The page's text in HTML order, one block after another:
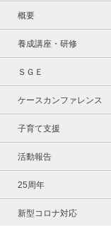
概要
養成講座・研修
ＳＧＥ
ケースカンファレンス
子育て支援
活動報告
25周年
新型コロナ対応